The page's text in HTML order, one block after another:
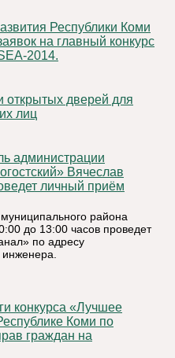
на главный конкурс
2014.
лиц
Вячеслав
личный приём
района
до 13:00 часов проведет
по адресу
Коми по
граждан на